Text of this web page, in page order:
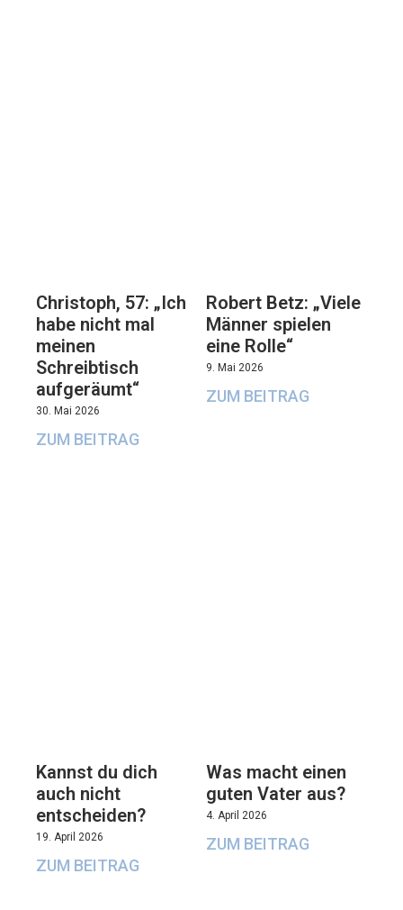
Christoph, 57: „Ich
habe nicht mal
meinen
Schreibtisch
aufgeräumt“
30. Mai 2026
ZUM BEITRAG
Robert Betz: „Viele
Männer spielen
eine Rolle“
9. Mai 2026
ZUM BEITRAG
Kannst du dich
auch nicht
entscheiden?
19. April 2026
ZUM BEITRAG
Was macht einen
guten Vater aus?
4. April 2026
ZUM BEITRAG